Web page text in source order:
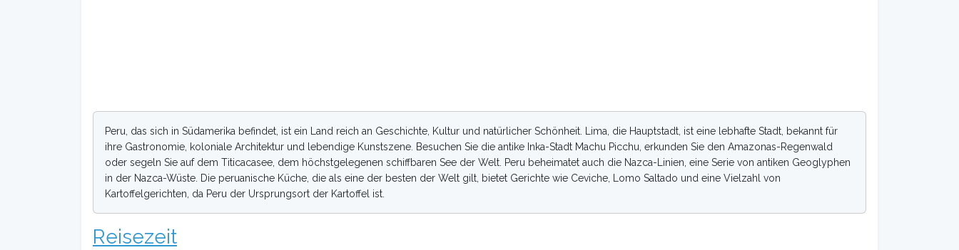
Peru, das sich in Südamerika befindet, ist ein Land reich an Geschichte, Kultur und natürlicher Schönheit. Lima, die Hauptstadt, ist eine lebhafte Stadt, bekannt für
ihre Gastronomie, koloniale Architektur und lebendige Kunstszene. Besuchen Sie die antike Inka-Stadt Machu Picchu, erkunden Sie den Amazonas-Regenwald
oder segeln Sie auf dem Titicacasee, dem höchstgelegenen schiffbaren See der Welt. Peru beheimatet auch die Nazca-Linien, eine Serie von antiken Geoglyphen
in der Nazca-Wüste. Die peruanische Küche, die als eine der besten der Welt gilt, bietet Gerichte wie Ceviche, Lomo Saltado und eine Vielzahl von
Kartoffelgerichten, da Peru der Ursprungsort der Kartoffel ist.
Reisezeit